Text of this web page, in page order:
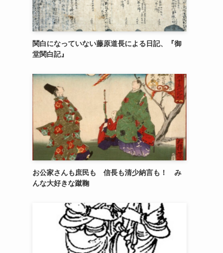
関白になっていない藤原道長による日記、『御
堂関白記』
お公家さんも庶民も 信長も清少納言も！ み
んな大好きな蹴鞠